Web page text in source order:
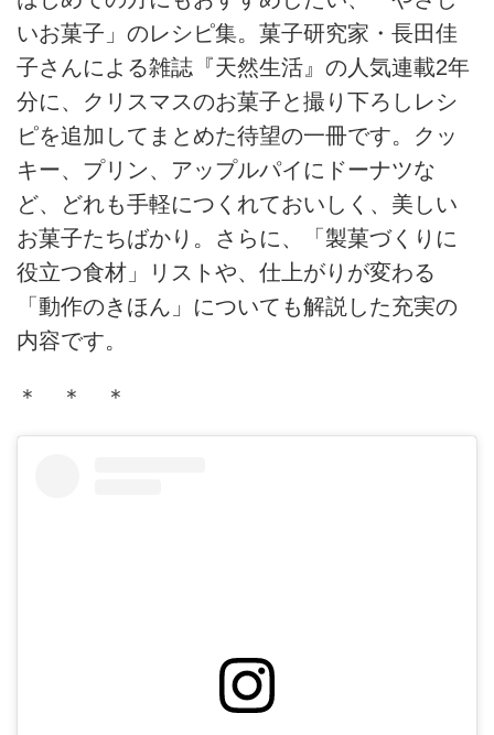
いお菓子」のレシピ集。菓子研究家・長田佳
子さんによる雑誌『天然生活』の人気連載2年
分に、クリスマスのお菓子と撮り下ろしレシ
ピを追加してまとめた待望の一冊です。クッ
キー、プリン、アップルパイにドーナツな
ど、どれも手軽につくれておいしく、美しい
お菓子たちばかり。さらに、「製菓づくりに
役立つ食材」リストや、仕上がりが変わる
「動作のきほん」についても解説した充実の
内容です。
＊ ＊ ＊